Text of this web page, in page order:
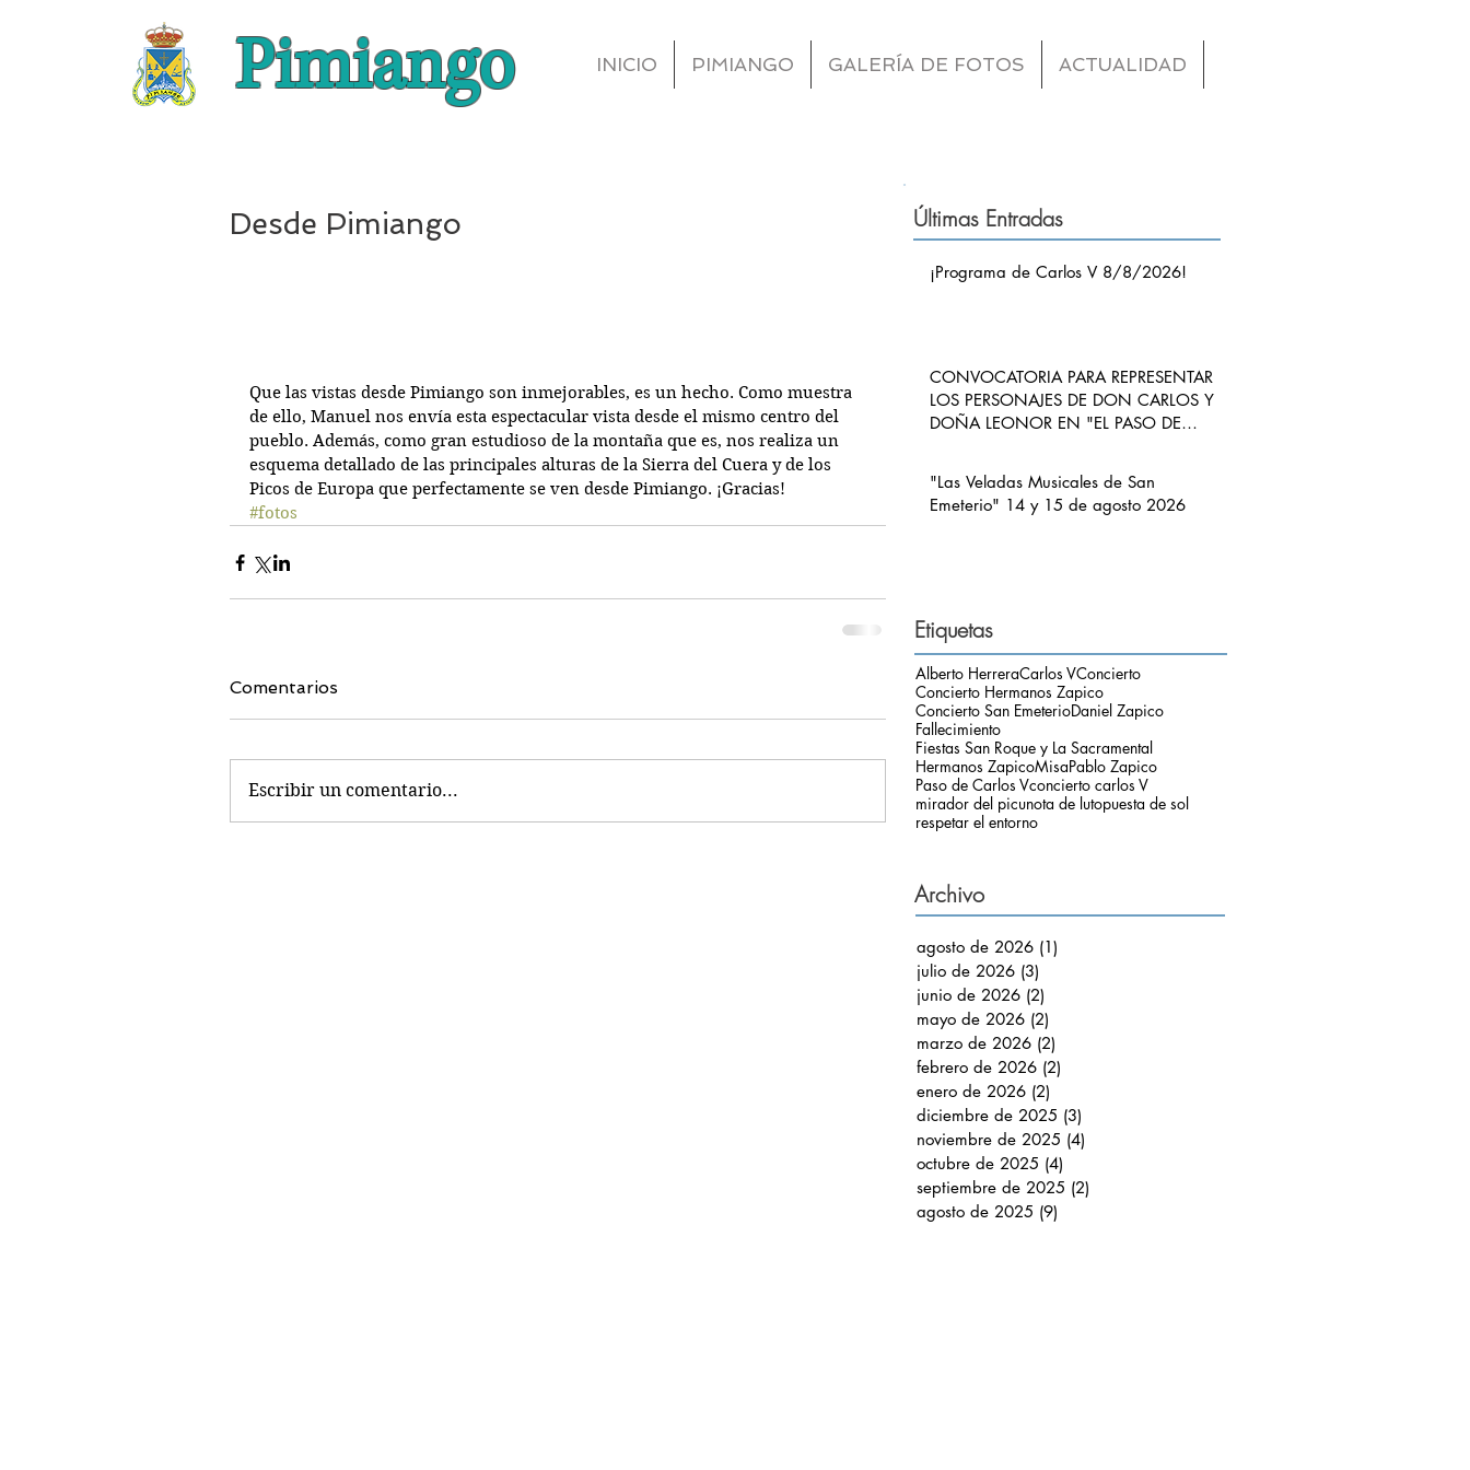
Pimiango INICIO PIMIANGO GALERÍA DE FOTOS ACTUALIDAD
Desde Pimiango
Que las vistas desde Pimiango son inmejorables, es un hecho. Como muestra
de ello, Manuel nos envía esta espectacular vista desde el mismo centro del
pueblo. Además, como gran estudioso de la montaña que es, nos realiza un
esquema detallado de las principales alturas de la Sierra del Cuera y de los
Picos de Europa que perfectamente se ven desde Pimiango. ¡Gracias!
#fotos
Comentarios
Escribir un comentario...
¡Programa de Carlos V 8/8/2026!
CONVOCATORIA PARA REPRESENTAR
LOS PERSONAJES DE DON CARLOS Y
DOÑA LEONOR EN "EL PASO DE
"Las Veladas Musicales de San
Emeterio" 14 y 15 de agosto 2026
Etiquetas
Alberto HerreraCarlos VConcierto
Concierto Hermanos Zapico
Concierto San EmeterioDaniel Zapico
Fallecimiento
Fiestas San Roque y La Sacramental
Hermanos ZapicoMisaPablo Zapico
Paso de Carlos Vconcierto carlos V
mirador del picunota de lutopuesta de sol
respetar el entorno
Archivo
agosto de 2026 (1)
julio de 2026 (3)
junio de 2026 (2)
mayo de 2026 (2)
marzo de 2026 (2)
febrero de 2026 (2)
enero de 2026 (2)
diciembre de 2025 (3)
noviembre de 2025 (4)
octubre de 2025 (4)
septiembre de 2025 (2)
agosto de 2025 (9)
Últimas Entradas